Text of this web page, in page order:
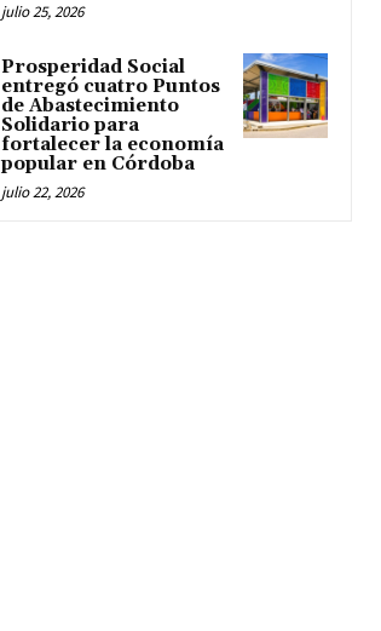
julio 25, 2026
Prosperidad Social
entregó cuatro Puntos
de Abastecimiento
Solidario para
fortalecer la economía
popular en Córdoba
julio 22, 2026